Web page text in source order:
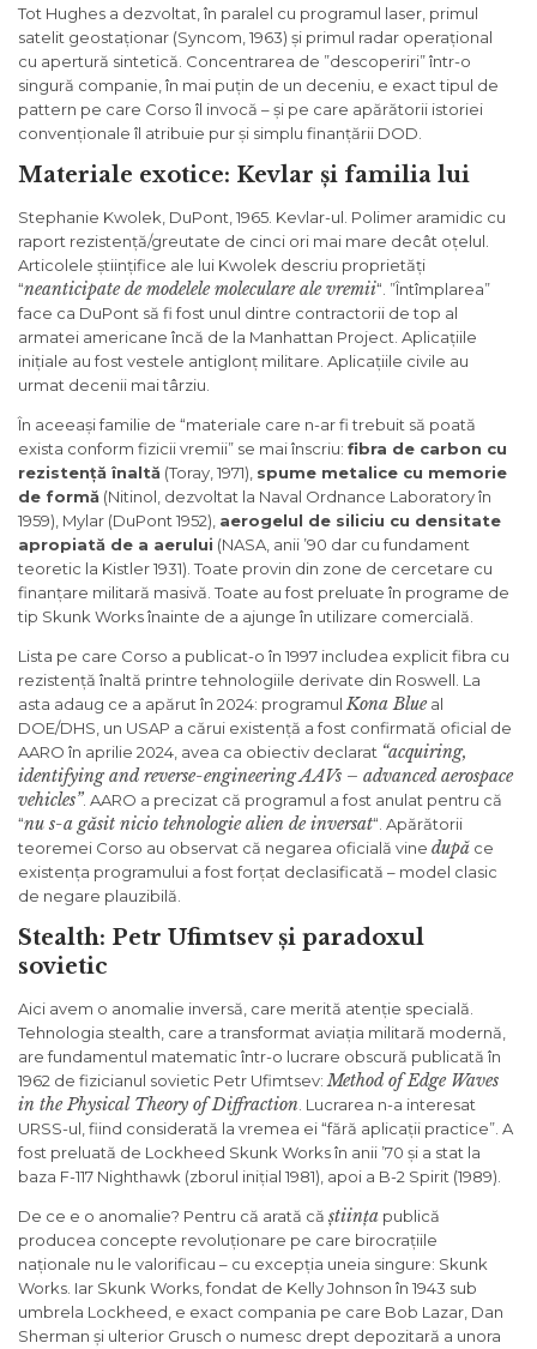
Tot Hughes a dezvoltat, în paralel cu programul laser, primul
satelit geostaționar (Syncom, 1963) și primul radar operațional
cu apertură sintetică. Concentrarea de ”descoperiri” într-o
singură companie, în mai puțin de un deceniu, e exact tipul de
pattern pe care Corso îl invocă – și pe care apărătorii istoriei
convenționale îl atribuie pur și simplu finanțării DOD.
Materiale exotice: Kevlar și familia lui
Stephanie Kwolek, DuPont, 1965. Kevlar-ul. Polimer aramidic cu
raport rezistență/greutate de cinci ori mai mare decât oțelul.
Articolele științifice ale lui Kwolek descriu proprietăți
“neanticipate de modelele moleculare ale vremii“. ”Întîmplarea”
face ca DuPont să fi fost unul dintre contractorii de top al
armatei americane încă de la Manhattan Project. Aplicațiile
inițiale au fost vestele antiglonț militare. Aplicațiile civile au
urmat decenii mai târziu.
În aceeași familie de “materiale care n-ar fi trebuit să poată
exista conform fizicii vremii” se mai înscriu: fibra de carbon cu
rezistență înaltă (Toray, 1971), spume metalice cu memorie
de formă (Nitinol, dezvoltat la Naval Ordnance Laboratory în
1959), Mylar (DuPont 1952), aerogelul de siliciu cu densitate
apropiată de a aerului (NASA, anii ’90 dar cu fundament
teoretic la Kistler 1931). Toate provin din zone de cercetare cu
finanțare militară masivă. Toate au fost preluate în programe de
tip Skunk Works înainte de a ajunge în utilizare comercială.
Lista pe care Corso a publicat-o în 1997 includea explicit fibra cu
rezistență înaltă printre tehnologiile derivate din Roswell. La
asta adaug ce a apărut în 2024: programul Kona Blueal
DOE/DHS, un USAP a cărui existență a fost confirmată oficial de
AARO în aprilie 2024, avea ca obiectiv declarat “acquiring,
identifying and reverse-engineering AAVs – advanced aerospace
vehicles”. AARO a precizat că programul a fost anulat pentru că
“nu s-a găsit nicio tehnologie alien de inversat“. Apărătorii
teoremei Corso au observat că negarea oficială vine după ce
existența programului a fost forțat declasificată – model clasic
de negare plauzibilă.
Stealth: Petr Ufimtsev și paradoxul
sovietic
Aici avem o anomalie inversă, care merită atenție specială.
Tehnologia stealth, care a transformat aviația militară modernă,
are fundamentul matematic într-o lucrare obscură publicată în
1962 de fizicianul sovietic Petr Ufimtsev: Method of Edge Waves
in the Physical Theory of Diffraction . Lucrarea n-a interesat
URSS-ul, fiind considerată la vremea ei “fără aplicații practice”. A
fost preluată de Lockheed Skunk Works în anii ’70 și a stat la
baza F-117 Nighthawk (zborul inițial 1981), apoi a B-2 Spirit (1989).
De ce e o anomalie? Pentru că arată că știința publică
producea concepte revoluționare pe care birocrațiile
naționale nu le valorificau – cu excepția uneia singure: Skunk
Works. Iar Skunk Works, fondat de Kelly Johnson în 1943 sub
umbrela Lockheed, e exact compania pe care Bob Lazar, Dan
Sherman și ulterior Grusch o numesc drept depozitară a unora